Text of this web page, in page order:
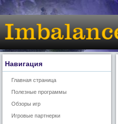
Навигация
Главная страница
Полезные программы
Обзоры игр
Игровые партнерки